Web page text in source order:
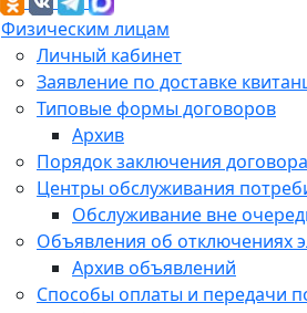
Физическим лицам
Личный кабинет
Заявление по доставке
Типовые формы договоров
Архив
Порядок заключения
Центры обслуживания
Обслуживание вне
Объявления об отключениях
Архив объявлений
Способы оплаты и передачи